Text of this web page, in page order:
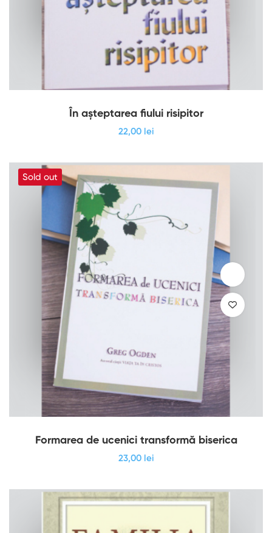
În așteptarea fiului risipitor
22,00 lei
Sold out
Formarea de ucenici transformă biserica
23,00 lei